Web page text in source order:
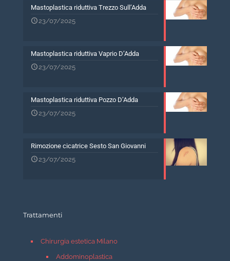
Mastoplastica riduttiva Trezzo Sull’Adda
23/07/2025
Mastoplastica riduttiva Vaprio D’Adda
23/07/2025
Mastoplastica riduttiva Pozzo D’Adda
23/07/2025
Rimozione cicatrice Sesto San Giovanni
23/07/2025
Trattamenti
Chirurgia estetica Milano
Addominoplastica